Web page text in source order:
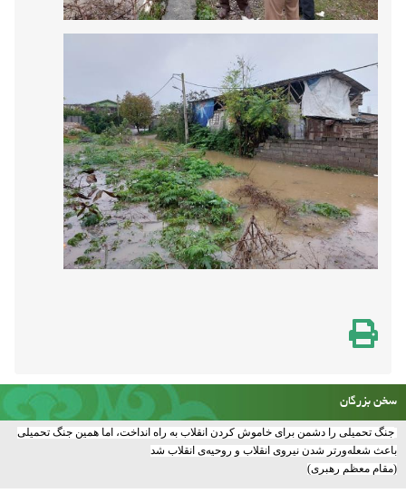
سخن بزرگان
جنگ تحمیلی را دشمن برای خاموش کردن انقلاب به راه انداخت، اما همین جنگ تحمیلی